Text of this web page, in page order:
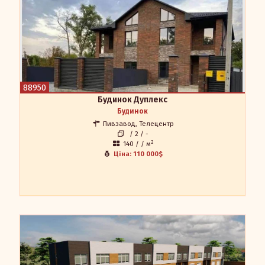
88950
Будинок Дуплекс
Будинок
Пивзавод, Телецентр
/ 2 / -
140 / / м2
Ціна: 110 000$
Будинок Дуплекс, з двох окремих самостійних частин, з
різними входами та окремою адресою. Знаходиться по
провулку Санаторний. Район Міськсада, телецентру. Площа
будинку - 138 кв.м. Площа земельної ділянки (одної - 4.6
соток, іншої - 3.6 соток) ,16 кВТ світло. Встановлені
трьохкамерні металопластикові вікна з якісною фурнітурою.
На ділянці є скважина. Стіни - газоблок 400, цегла - «магма
діабаз». Дах - металочерепиця. Перекриття залізобетонні.
Фундамент - бетонні блоки, монолітний пояс. Можливий
продаж в кредит через програму «є оселя». Будинок вже
ведений в експлуатацію.
Наталія 0504521275
0684521275
Квартири в ЖК «FOREST HOUSE»
Власний будинок з гаражом, терасою та мангальною
зоною по ціні квартири у багатоповерхівці! Пропонуємо на
продаж квартири в ЖК «FOREST HOUSE», в затишному районі